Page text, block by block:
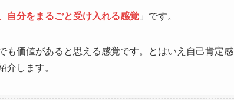
自分をまるごと受け入れる感覚 」です。
も価値があると思える感覚です。とはいえ自己肯定感
介します。